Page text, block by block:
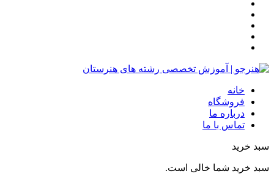
خانه
فروشگاه
درباره ما
تماس با ما
سبد خرید
سبد خرید شما خالی است.